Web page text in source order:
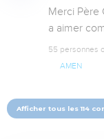
Merci Père
a aimer
55 personnes
AMEN
Afficher tous les 114